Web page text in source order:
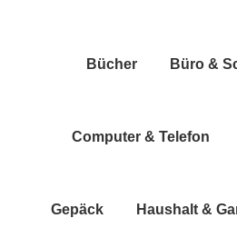
Bücher Büro &
Com­pu­ter & Telefon
Gepäck Haus­halt &